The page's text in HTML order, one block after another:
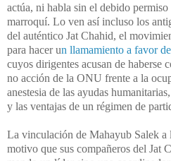
actúa, ni habla sin el debido
marroquí. Lo ven así incluso los
del auténtico Jat Chahid, el
para hacer un llamamiento a favor
cuyos dirigentes acusan de haberse
no acción de la ONU frente a la
anestesia de las ayudas
y las ventajas de un régimen de
La vinculación de Mahayub Salek a
motivo que sus compañeros del Jat